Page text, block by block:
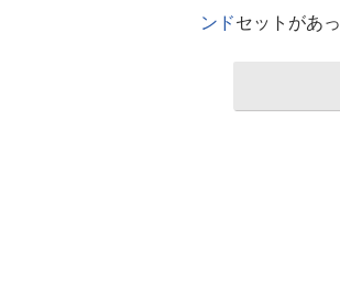
ンドセットがあっ